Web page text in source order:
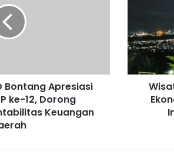
Bontang Apresiasi
ke-12, Dorong
Keuangan
Warga,
Infrastruktur
Dinilai
Dibutuhkan